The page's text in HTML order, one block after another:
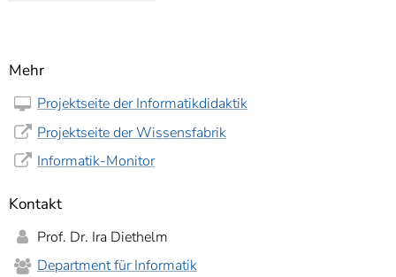
Mehr
Projektseite der Informatikdidaktik
Projektseite der Wissensfabrik
Informatik-Monitor
Kontakt
Prof. Dr. Ira Diethelm
Department für Informatik